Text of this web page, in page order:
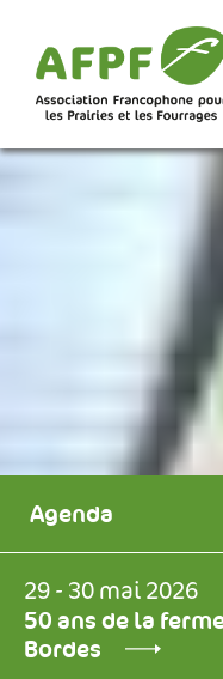
Agenda
29 - 30 mai 2026
50 ans de la
Bordes